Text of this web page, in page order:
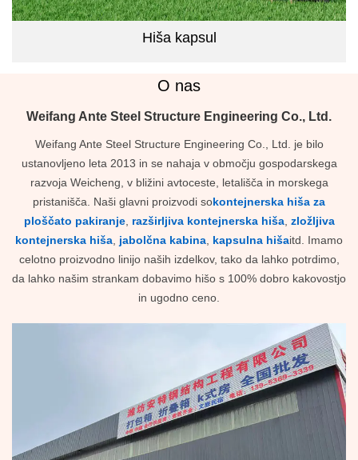
Hiša kapsul
O nas
Weifang Ante Steel Structure Engineering Co., Ltd.
Weifang Ante Steel Structure Engineering Co., Ltd. je bilo
ustanovljeno leta 2013 in se nahaja v območju gospodarskega
razvoja Weicheng, v bližini avtoceste, letališča in morskega
pristanišča. Naši glavni proizvodi sokontejnerska hiša za
ploščato pakiranje, razširljiva kontejnerska hiša, zložljiva
kontejnerska hiša jabolčna kabina kapsulna hišaitd. Imamo
celotno proizvodno linijo naših izdelkov, tako da lahko potrdimo,
da lahko našim strankam dobavimo hišo s 100% dobro kakovostjo
in ugodno ceno.